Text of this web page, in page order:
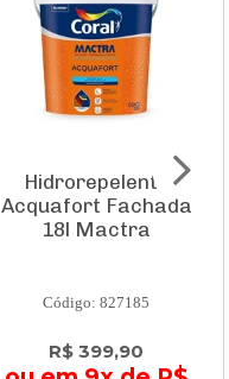
Hidrorepelente
Acquafort Fachada
18l Mactra
Código: 827185
R$ 399,90